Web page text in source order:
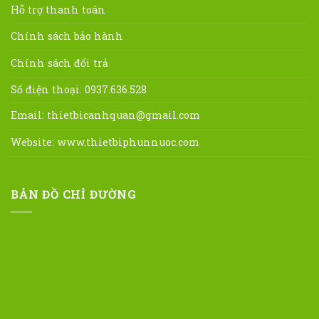
Hỗ trợ thanh toán
Chính sách bảo hành
Chính sách đổi trả
Số điện thoại: 0937.636.528
Email: thietbicanhquan@gmail.com
Website: www.thietbiphunnuoc.com
BẢN ĐỒ CHỈ ĐƯỜNG